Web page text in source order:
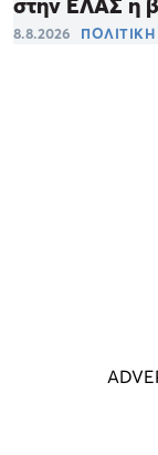
στην ΕΛΑΣ η
8.8.2026 ΠΟΛΙΤΙΚΗ